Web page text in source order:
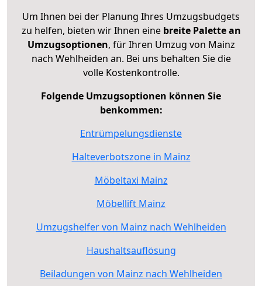
Um Ihnen bei der Planung Ihres Umzugsbudgets
zu helfen, bieten wir Ihnen eine breite Palette an
Umzugsoptionen, für Ihren Umzug von Mainz
nach Wehlheiden an. Bei uns behalten Sie die
volle Kostenkontrolle.
Folgende Umzugsoptionen können Sie
benkommen:
Entrümpelungsdienste
Halteverbotszone in Mainz
Möbeltaxi Mainz
Möbellift Mainz
Umzugshelfer von Mainz nach Wehlheiden
Haushaltsauflösung
Beiladungen von Mainz nach Wehlheiden